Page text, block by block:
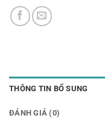
THÔNG TIN BỔ SUNG
ĐÁNH GIÁ (0)